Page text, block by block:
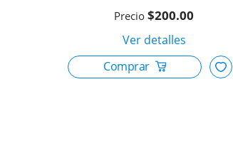
$200.00